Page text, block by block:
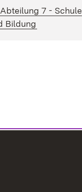
Extern:
Abteilung 7 - Schule
Bildung